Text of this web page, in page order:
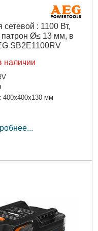
сетевой : 1100 Вт,
патрон Ø≤ 13 мм, в
SB2E1100RV
наличии
400x400x130 мм